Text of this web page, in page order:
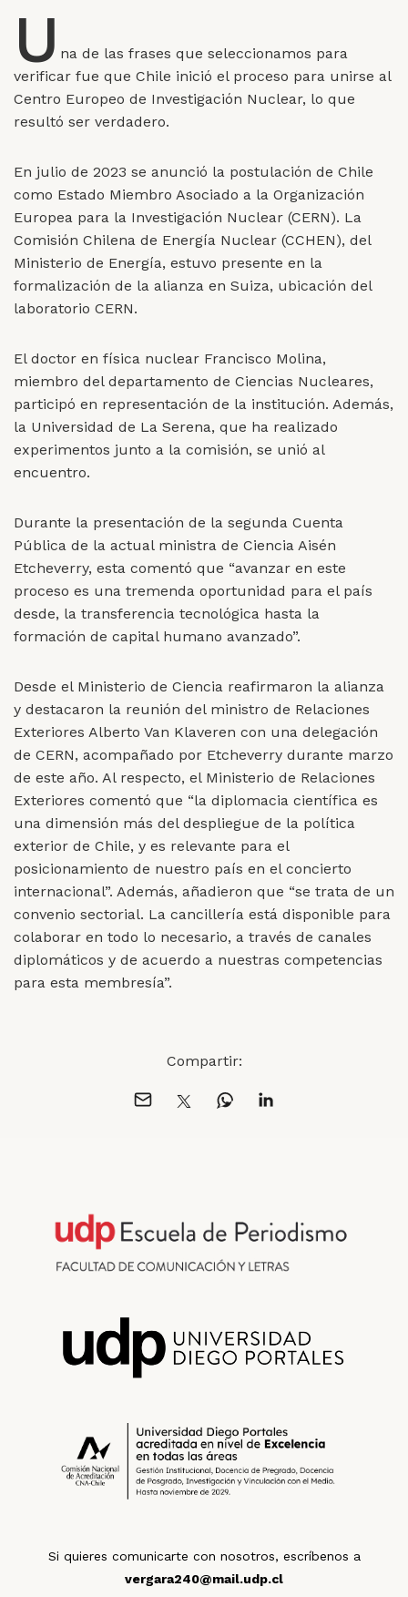
U na de las frases que seleccionamos para
verificar fue que Chile inició el proceso para unirse al
Centro Europeo de Investigación Nuclear, lo que
resultó ser verdadero.
En julio de 2023 se anunció la postulación de Chile
como Estado Miembro Asociado a la Organización
Europea para la Investigación Nuclear (CERN). La
Comisión Chilena de Energía Nuclear (CCHEN), del
Ministerio de Energía, estuvo presente en la
formalización de la alianza en Suiza, ubicación del
laboratorio CERN.
El doctor en física nuclear Francisco Molina,
miembro del departamento de Ciencias Nucleares,
participó en representación de la institución. Además,
la Universidad de La Serena, que ha realizado
experimentos junto a la comisión, se unió al
encuentro.
Durante la presentación de la segunda Cuenta
Pública de la actual ministra de Ciencia Aisén
Etcheverry, esta comentó que “avanzar en este
proceso es una tremenda oportunidad para el país
desde, la transferencia tecnológica hasta la
formación de capital humano avanzado”.
Desde el Ministerio de Ciencia reafirmaron la alianza
y destacaron la reunión del ministro de Relaciones
Exteriores Alberto Van Klaveren con una delegación
de CERN, acompañado por Etcheverry durante marzo
de este año. Al respecto, el Ministerio de Relaciones
Exteriores comentó que “la diplomacia científica es
una dimensión más del despliegue de la política
exterior de Chile, y es relevante para el
posicionamiento de nuestro país en el concierto
internacional”. Además, añadieron que “se trata de un
convenio sectorial. La cancillería está disponible para
colaborar en todo lo necesario, a través de canales
diplomáticos y de acuerdo a nuestras competencias
para esta membresía”.
Compartir:
Si quieres comunicarte con nosotros, escríbenos a
vergara240@mail.udp.cl